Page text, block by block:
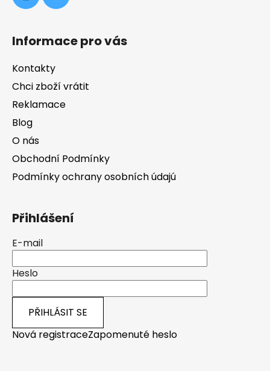
Informace pro vás
Kontakty
Chci zboží vrátit
Reklamace
Blog
O nás
Obchodní Podmínky
Podmínky ochrany osobních údajú
Přihlášení
E-mail
Heslo
PŘIHLÁSIT SE
Nová registraceZapomenuté heslo